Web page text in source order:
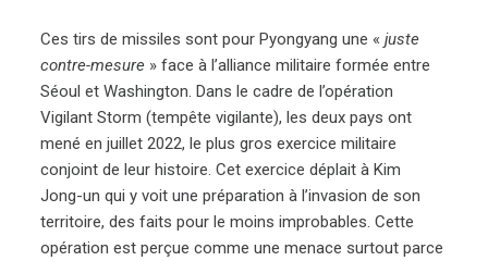
Ces tirs de missiles sont pour Pyongyang une «juste
contre-mesure » face à l’alliance militaire formée entre
Séoul et Washington. Dans le cadre de l’opération
Vigilant Storm (tempête vigilante), les deux pays ont
mené en juillet 2022, le plus gros exercice militaire
conjoint de leur histoire. Cet exercice déplait à Kim
Jong-un qui y voit une préparation à l’invasion de son
territoire, des faits pour le moins improbables. Cette
opération est perçue comme une menace surtout parce